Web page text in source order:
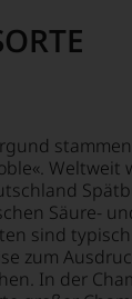
Säure-
sind
zum
In der